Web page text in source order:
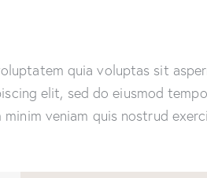
quia voluptas sit
elit, sed do eiusmod
veniam quis nostrud